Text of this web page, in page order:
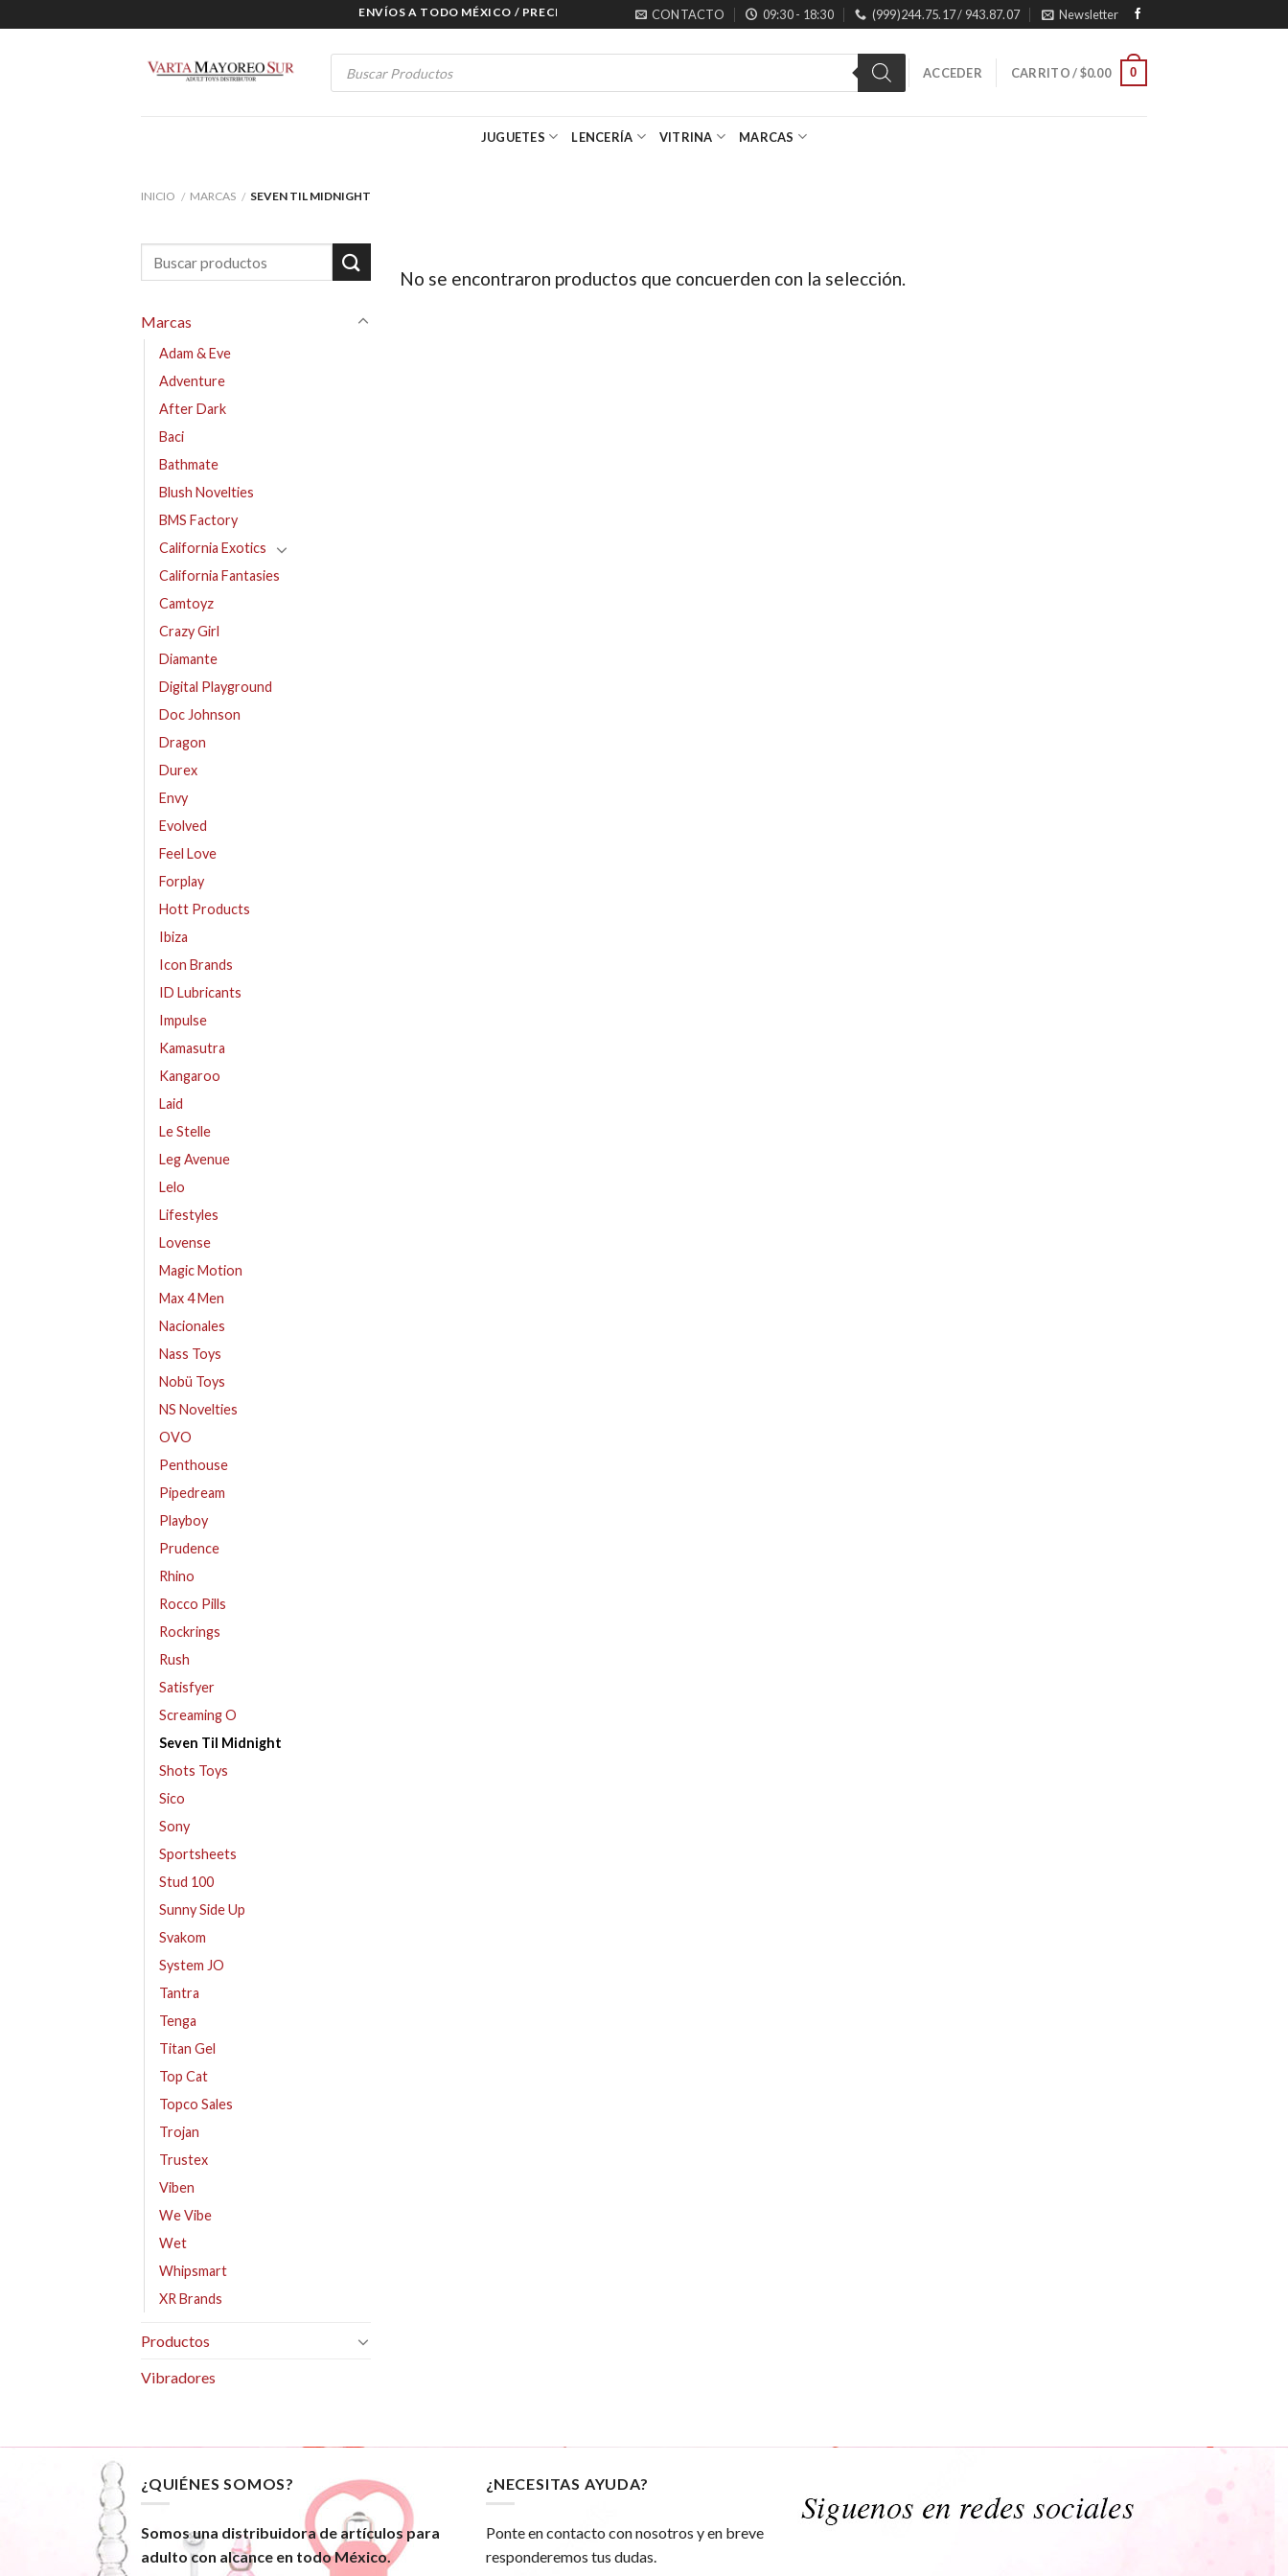
to
ENVÍOS A TODO MÉXICO / PRECIOS ESPECIALES PARA MAYORISTAS
CONTACTO 09:30 - 18:30 (999)244.75.17 / 943.87.07 Newsletter
Products
search
ACCEDER CARRITO /$0.00 0
JUGUETES LENCERÍA VITRINA MARCAS
INICIO / MARCAS / SEVEN TIL MIDNIGHT
Marcas
Adam & Eve
Adventure
After Dark
Baci
Bathmate
Blush Novelties
BMS Factory
California Exotics
California Fantasies
Camtoyz
Crazy Girl
Diamante
Digital Playground
Doc Johnson
Dragon
Durex
Envy
Evolved
Feel Love
Forplay
Hott Products
Ibiza
Icon Brands
ID Lubricants
Impulse
Kamasutra
Kangaroo
Laid
Le Stelle
Leg Avenue
Lelo
Lifestyles
Lovense
Magic Motion
Max 4 Men
Nacionales
Nass Toys
Nobü Toys
NS Novelties
OVO
Penthouse
Pipedream
Playboy
Prudence
Rhino
Rocco Pills
Rockrings
Rush
Satisfyer
Screaming O
Seven Til Midnight
Shots Toys
Sico
Sony
Sportsheets
Stud 100
Sunny Side Up
Svakom
System JO
Tantra
Tenga
Titan Gel
Top Cat
Topco Sales
Trojan
Trustex
Viben
We Vibe
Wet
Whipsmart
XR Brands
Productos
Vibradores
No se encontraron productos que concuerden con la selección.
¿QUIÉNES SOMOS?
Somos una distribuidora de artículos para
adulto con alcance en todo México.
¿NECESITAS AYUDA?
Ponte en contacto con nosotros y en breve
responderemos tus dudas.